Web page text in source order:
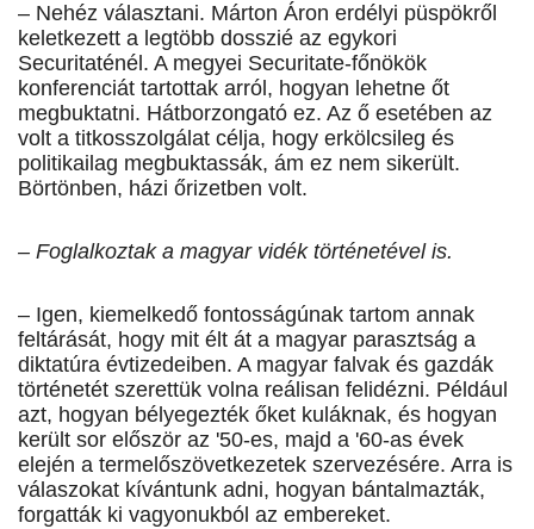
– Nehéz választani. Márton Áron erdélyi püspökről
keletkezett a legtöbb dosszié az egykori
Securitaténél. A megyei Securitate-főnökök
konferenciát tartottak arról, hogyan lehetne őt
megbuktatni. Hátborzongató ez. Az ő esetében az
volt a titkosszolgálat célja, hogy erkölcsileg és
politikailag megbuktassák, ám ez nem sikerült.
Börtönben, házi őrizetben volt.
– Foglalkoztak a magyar vidék történetével is.
– Igen, kiemelkedő fontosságúnak tartom annak
feltárását, hogy mit élt át a magyar parasztság a
diktatúra évtizedeiben. A magyar falvak és gazdák
történetét szerettük volna reálisan felidézni. Például
azt, hogyan bélyegezték őket kuláknak, és hogyan
került sor először az '50-es, majd a '60-as évek
elején a termelőszövetkezetek szervezésére. Arra is
válaszokat kívántunk adni, hogyan bántalmazták,
forgatták ki vagyonukból az embereket.